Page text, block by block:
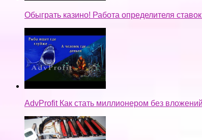
Обыграть казино! Работа определителя
AdvProfit Как стать миллионером без вложений